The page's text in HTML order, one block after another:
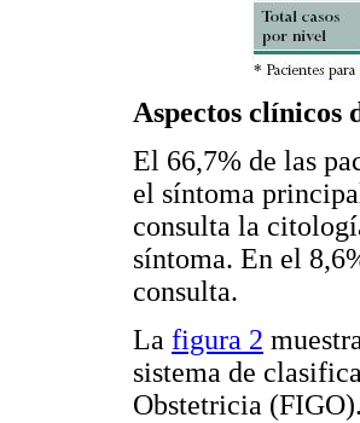
Aspectos clínicos
El 66,7% de las
el síntoma
consulta la
síntoma. En el
consulta.
La figura 2
sistema de
Obstetricia